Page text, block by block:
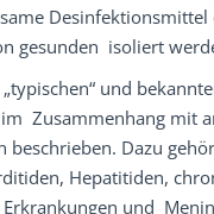
Desinfektionsmittel
gesunden isoliert
und
im Zusammenhang mit
beschrieben. Dazu
Hepatitiden,
und